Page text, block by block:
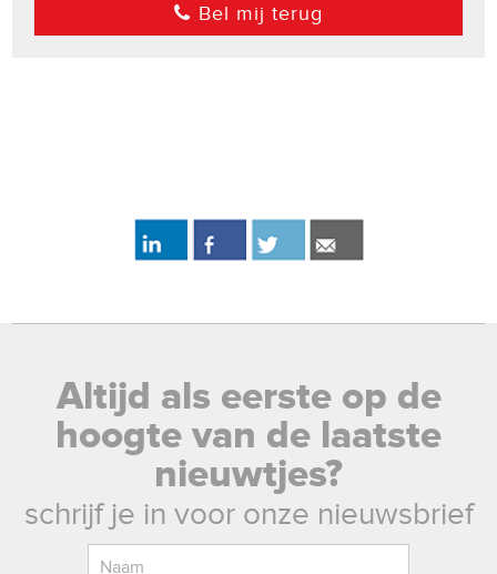
Bel mij terug
Altijd als eerste op de
hoogte van de laatste
nieuwtjes?
schrijf je in voor onze nieuwsbrief